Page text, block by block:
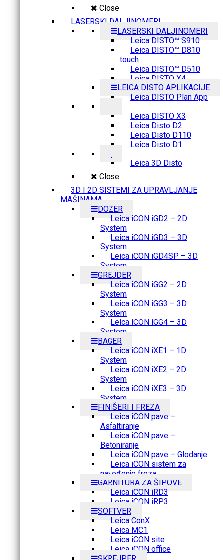
Close
LASERSKI DALJINOMERI
LASERSKI DALJINOMERI
Leica DISTO™ S910
Leica DISTO™ D810
touch
Leica DISTO™ D510
Leica DISTO X4
LEICA DISTO APLIKACIJE
Leica DISTO Plan App
.
Leica DISTO X3
Leica Disto D2
Leica Disto D110
Leica Disto D1
.
Leica 3D Disto
Close
3D I 2D SISTEMI ZA UPRAVLJANJE
MAŠINAMA
DOZER
Leica iCON iGD2 – 2D
System
Leica iCON iGD3 – 3D
System
Leica iCON iGD4SP – 3D
System
GREJDER
Leica iCON iGG2 – 2D
System
Leica iCON iGG3 – 3D
System
Leica iCON iGG4 – 3D
System
BAGER
Leica iCON iXE1 – 1D
System
Leica iCON iXE2 – 2D
System
Leica iCON iXE3 – 3D
System
FINIŠERI I FREZA
Leica iCON pave –
Asfaltiranje
Leica iCON pave –
Betoniranje
Leica iCON pave – Glodanje
Leica iCON sistem za
navođenje freza
GARNITURA ZA ŠIPOVE
Leica iCON iRD3
Leica iCON iRP3
SOFTVER
Leica ConX
Leica MC1
Leica iCON site
Leica iCON office